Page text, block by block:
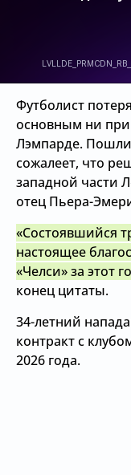
Футболист
основным ни
Лэмпарде.
сожалеет, что
западной части
отец Пьера-
«Состоявшийся
настоящее
«Челси» за этот
конец цитаты.
34-летний
контракт с
2026 года.